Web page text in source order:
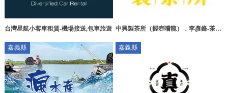
台灣星航小客車租賃-機場接送,包車旅遊 中興製茶所（握壺嚐龍）．李彥鋒-茶葉,
農
嘉義縣 嘉義縣